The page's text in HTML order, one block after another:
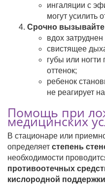
ингаляции с
могут усилить
Срочно
вдох
свистящее
губы или
оттенок;
ребенок
не реагирует
Помощь при
медицинских
В стационаре или
определяет степень
необходимости
противоотечных
кислородной поддержки